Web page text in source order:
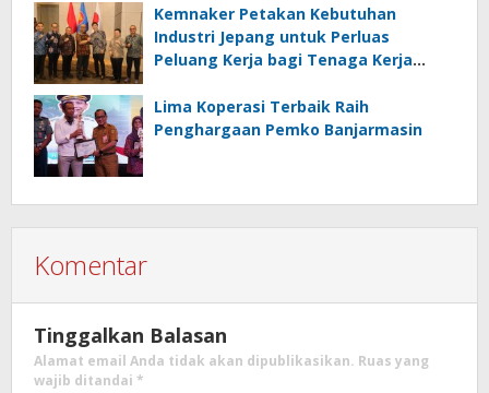
Kemnaker Petakan Kebutuhan
Industri Jepang untuk Perluas
Peluang Kerja bagi Tenaga Kerja
Lima Koperasi Terbaik Raih
Penghargaan Pemko Banjarmasin
Komentar
Tinggalkan Balasan
Alamat email Anda tidak akan dipublikasikan. Ruas yang
wajib ditandai *